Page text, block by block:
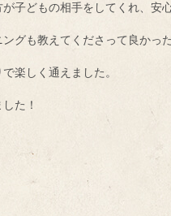
子どもの相手をしてくれ、安
グも教えてくださって良かっ
楽しく通えました。
た！